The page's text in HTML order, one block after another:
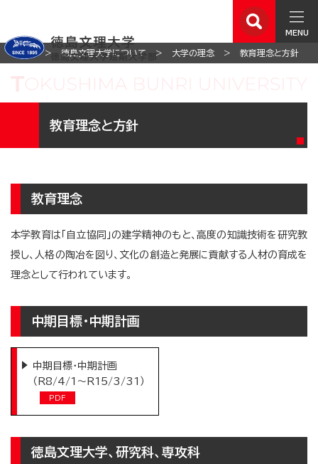
MENU
ホーム 徳島文理大学について 大学の理念 教育理念と方針
教育理念と方針
教育理念
本学教育は「自立協同」の建学精神のもと、高度の知識技術を研究教
授し、人格の陶冶を図り、文化の創造と発展に貢献する人材の育成を
理念として行われています。
中期目標・中期計画
中期目標・中期計画
（R8/4/1～R15/3/31）
徳島文理大学、研究科、専攻科